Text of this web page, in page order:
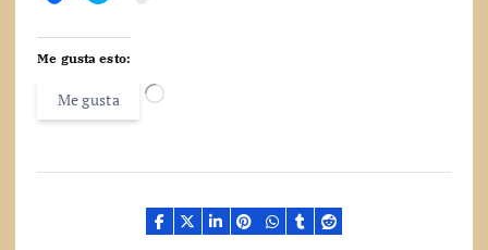
Me gusta esto:
Me gusta
C
a
d